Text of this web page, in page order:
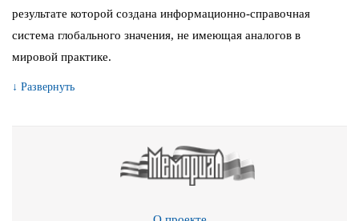
результате которой создана информационно-справочная
система глобального значения, не имеющая аналогов в
мировой практике.
↓ Развернуть